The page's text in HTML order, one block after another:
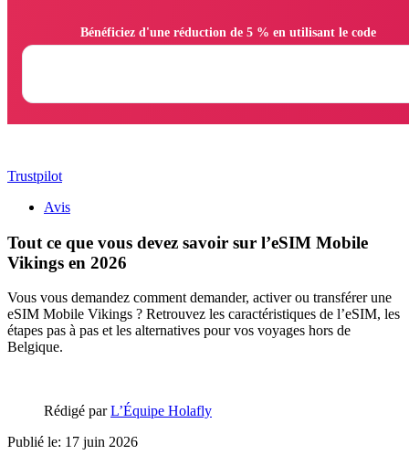
Trustpilot
Avis
Tout ce que vous devez savoir sur l’eSIM Mobile
Vikings en 2026
Vous vous demandez comment demander, activer ou transférer une
eSIM Mobile Vikings ? Retrouvez les caractéristiques de l’eSIM, les
étapes pas à pas et les alternatives pour vos voyages hors de
Belgique.
Rédigé parL’Équipe Holafly
Publié le: 17 juin 2026